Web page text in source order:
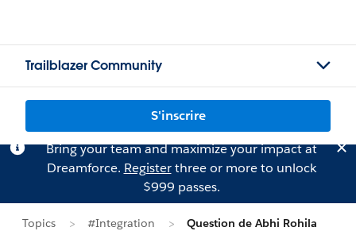
Trailblazer Community
S'inscrire
Bring your team and maximize your impact at
Dreamforce. Registerthree or more to unlock
$999 passes.
Topics #Integration Question de Abhi Rohila